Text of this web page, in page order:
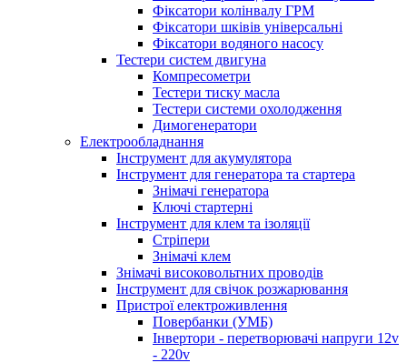
Фіксатори колінвалу ГРМ
Фіксатори шківів універсальні
Фіксатори водяного насосу
Тестери систем двигуна
Компресометри
Тестери тиску масла
Тестери системи охолодження
Димогенератори
Електрообладнання
Інструмент для акумулятора
Інструмент для генератора та стартера
Знімачі генератора
Ключі стартерні
Інструмент для клем та ізоляції
Стріпери
Знімачі клем
Знімачі високовольтних проводів
Інструмент для свічок розжарювання
Пристрої електроживлення
Повербанки (УМБ)
Інвертори - перетворювачі напруги 12v
- 220v